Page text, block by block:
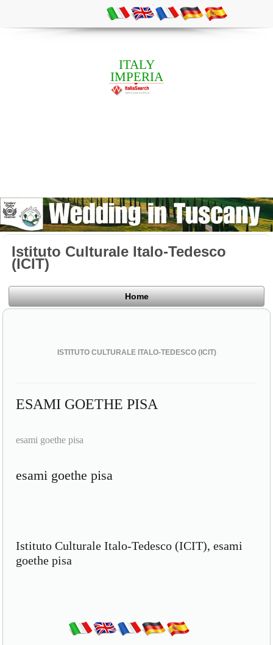
ITALY
IMPERIA
Istituto Culturale Italo-Tedesco
(ICIT)
Home
ISTITUTO CULTURALE ITALO-TEDESCO (ICIT)
ESAMI GOETHE PISA
esami goethe pisa
esami goethe pisa
Istituto Culturale Italo-Tedesco (ICIT), esami
goethe pisa